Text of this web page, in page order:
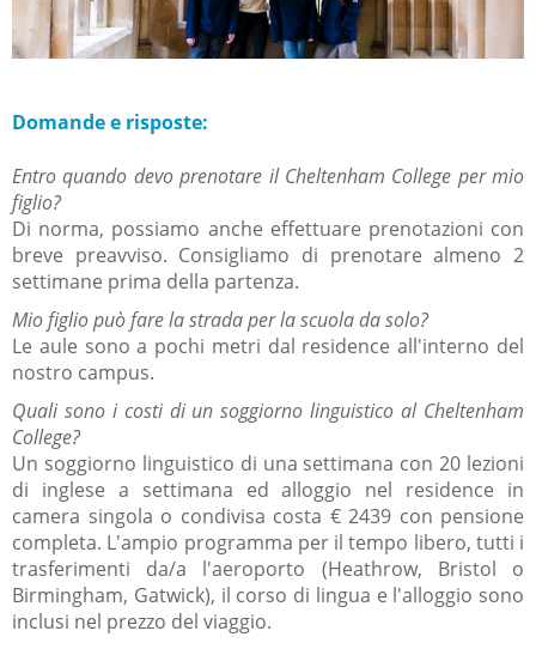
Domande e risposte:
Entro quando devo prenotare il Cheltenham College per mio
figlio?
Di norma, possiamo anche effettuare prenotazioni con
breve preavviso. Consigliamo di prenotare almeno 2
settimane prima della partenza.
Mio figlio può fare la strada per la scuola da solo?
Le aule sono a pochi metri dal residence all'interno del
nostro campus.
Quali sono i costi di un soggiorno linguistico al Cheltenham
College?
Un soggiorno linguistico di una settimana con 20 lezioni
di inglese a settimana ed alloggio nel residence in
camera singola o condivisa costa € 2439 con pensione
completa. L'ampio programma per il tempo libero, tutti i
trasferimenti da/a l'aeroporto (Heathrow, Bristol o
Birmingham, Gatwick), il corso di lingua e l'alloggio sono
inclusi nel prezzo del viaggio.